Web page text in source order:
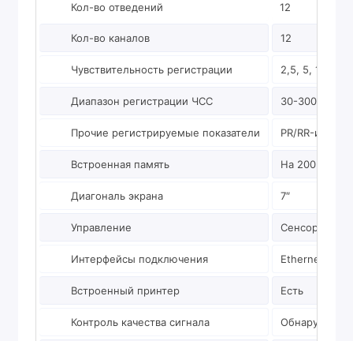
Кол-во отведений 12
Кол-во каналов 12
Чувствительность регистрации 2,5, 5, 10, 20
Диапазон регистрации ЧСС 30-300 уд/
Прочие регистрируемые показатели PR/RR-
Встроенная память На 200
Диагональ экрана 7″
Управление Сенсорный
Интерфейсы подключения Ethernet, USB
Встроенный принтер Есть
Контроль качества сигнала Обнаружение